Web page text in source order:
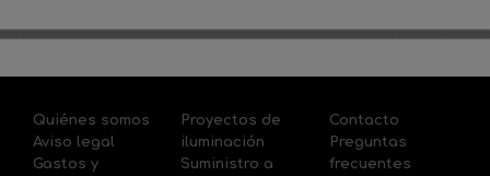
Quiénes somos
Aviso legal
Gastos y
Proyectos de
iluminación
Suministro a
Contacto
Preguntas
frecuentes